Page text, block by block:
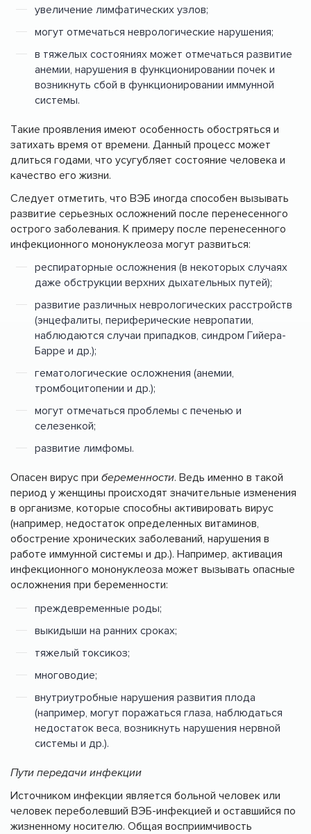
увеличение лимфатических узлов;
могут отмечаться неврологические нарушения;
в тяжелых состояниях может отмечаться развитие
анемии, нарушения в функционировании почек и
возникнуть сбой в функционировании иммунной
системы.
Такие проявления имеют особенность обостряться и
затихать время от времени. Данный процесс может
длиться годами, что усугубляет состояние человека и
качество его жизни.
Следует отметить, что ВЭБ иногда способен вызывать
развитие серьезных осложнений после перенесенного
острого заболевания. К примеру после перенесенного
инфекционного мононуклеоза могут развиться:
респираторные осложнения (в некоторых случаях
даже обструкции верхних дыхательных путей);
развитие различных неврологических расстройств
(энцефалиты, периферические невропатии,
наблюдаются случаи припадков, синдром Гийера-
Барре и др.);
гематологические осложнения (анемии,
тромбоцитопении и др.);
могут отмечаться проблемы с печенью и
селезенкой;
развитие лимфомы.
Опасен вирус при беременности. Ведь именно в такой
период у женщины происходят значительные изменения
в организме, которые способны активировать вирус
(например, недостаток определенных витаминов,
обострение хронических заболеваний, нарушения в
работе иммунной системы и др.). Например, активация
инфекционного мононуклеоза может вызывать опасные
осложнения при беременности:
преждевременные роды;
выкидыши на ранних сроках;
тяжелый токсикоз;
многоводие;
внутриутробные нарушения развития плода
(например, могут поражаться глаза, наблюдаться
недостаток веса, возникнуть нарушения нервной
системы и др.).
Пути передачи инфекции
Источником инфекции является больной человек или
человек переболевший ВЭБ-инфекцией и оставшийся по
жизненному носителю. Общая восприимчивость